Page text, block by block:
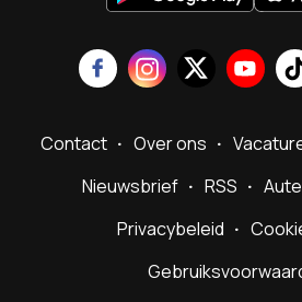
Contact Over ons
Nieuwsbrief
RSS
Privacybeleid